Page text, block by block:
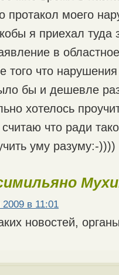
протакол моего
я приехал
в
того что
бы и дешевле
хотелось
считаю что ради
уму разуму:-))))
2009 в 11:01
новостей,